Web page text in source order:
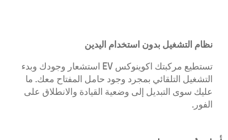
نظام التشغيل بدون استخدام اليدين
تستطيع مركبتك اكوينوكس EV استشعار وجودك وبدء
التشغيل التلقائي بمجرد وجود حامل المفتاح معك. ما
عليك سوى التبديل إلى وضعية القيادة والانطلاق على
الفور.